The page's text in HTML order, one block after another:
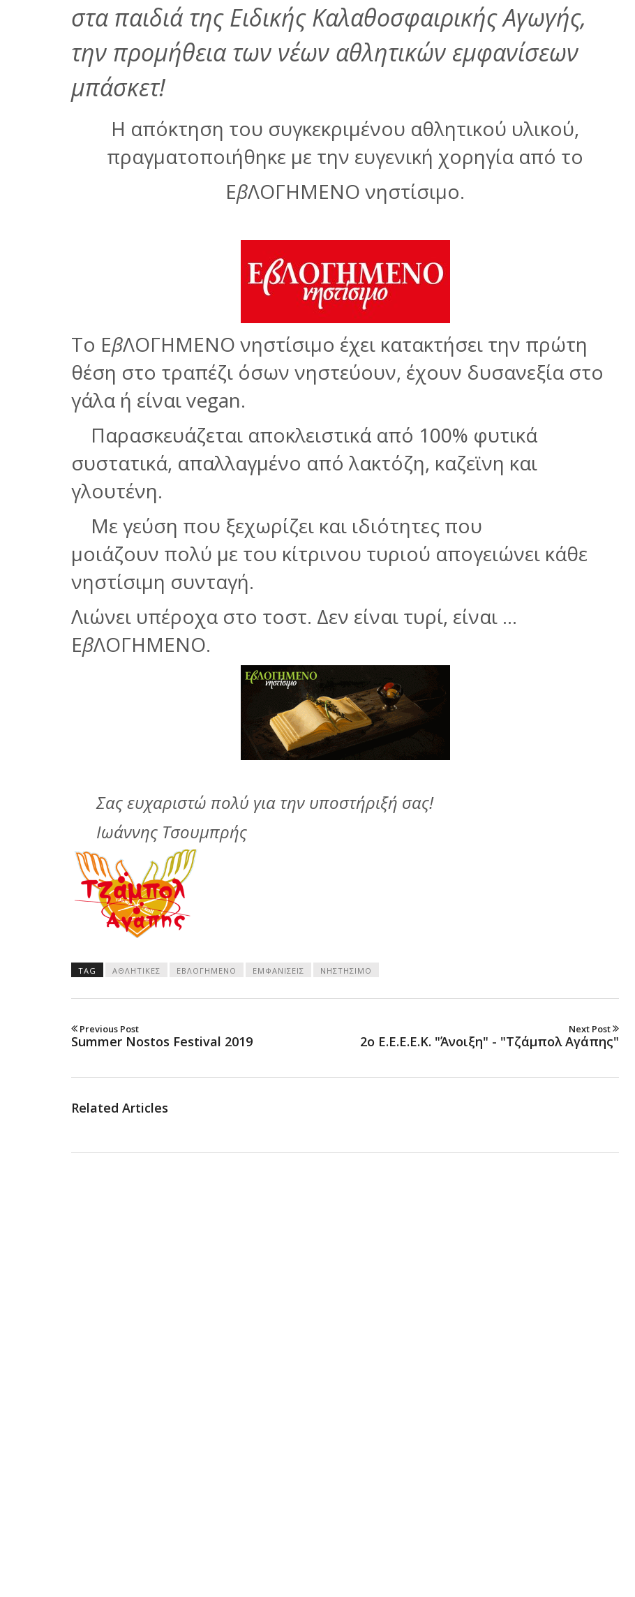
στα παιδιά της Ειδικής Καλαθοσφαιρικής Αγωγής,
την προμήθεια των νέων αθλητικών εμφανίσεων
μπάσκετ!
Η απόκτηση του συγκεκριμένου αθλητικού υλικού,
πραγματοποιήθηκε με την ευγενική χορηγία από το
ΕβΛΟΓΗΜΕΝΟ νηστίσιμο.
Το ΕβΛΟΓΗΜΕΝΟ νηστίσιμο έχει κατακτήσει την πρώτη
θέση στο τραπέζι όσων νηστεύουν, έχουν δυσανεξία στο
γάλα ή είναι vegan.
Παρασκευάζεται αποκλειστικά από 100% φυτικά
συστατικά, απαλλαγμένο από λακτόζη, καζεϊνη και
γλουτένη.
Με γεύση που ξεχωρίζει και ιδιότητες που
μοιάζουν πολύ με του κίτρινου τυριού απογειώνει κάθε
νηστίσιμη συνταγή.
Λιώνει υπέροχα στο τοστ. Δεν είναι τυρί, είναι …
ΕβΛΟΓΗΜΕΝΟ.
Σας ευχαριστώ πολύ για την υποστήριξή σας!
Ιωάννης Τσουμπρής
TAG ΑΘΛΗΤΙΚΈΣ ΕΒΛΟΓΗΜΕΝΟ ΕΜΦΑΝΊΣΕΙΣ ΝΗΣΤΉΣΙΜΟ
Previous Post
Summer Nostos Festival 2019
Next Post
2ο E.E.E.E.K. "Άνοιξη" - "Τζάμπολ Αγάπης"
Related Articles